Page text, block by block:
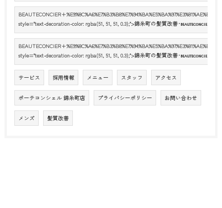
style="text-decoration-color: rgba(51, 51, 51, 0.3);">錦糸町の髪質改善･BEAUTECONCIER
style="text-decoration-color: rgba(51, 51, 51, 0.3);">錦糸町の髪質改善･BEAUTECONCIER
サービス 採用情報 メニュー スタッフ アクセス
ボーテコンシェル 錦糸町店 プライバシーポリシー お問い合わせ
メンズ 髪質改善